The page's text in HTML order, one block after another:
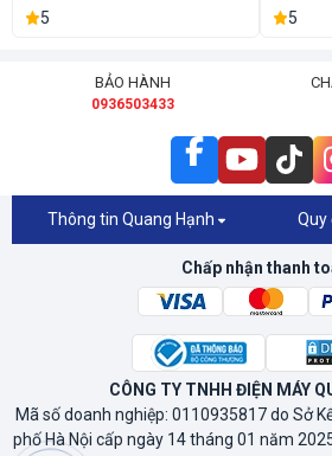
5 5
BẢO HÀNH
0936503433
Thông tin Quang Hạnh Quy
Chấp nhận thanh
CÔNG TY TNHH ĐIỆN MÁY
Mã số doanh nghiệp: 0110935817 do Sở
phố Hà Nội cấp ngày 14 tháng 01 năm